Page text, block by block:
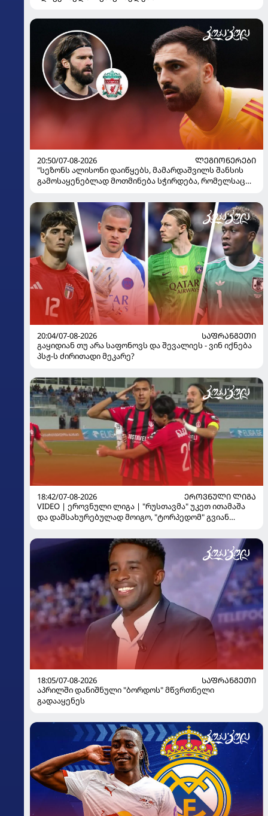
20:50/07-08-2026
ᲚᲔᲒᲘᲝᲜᲔᲠᲔᲑᲘ
"სეზონს ალისონი დაიწყებს, მამარდაშვილს შანსის
გამოსაყენებლად მოთმინება სჭირდება, რომელსაც
ყოფილმა მეკარემ
20:04/07-08-2026
ᲡᲐᲤᲠᲐᲜᲒᲔᲗᲘ
გაყიდიან თუ არა საფონოვს და შევალიეს - ვინ იქნება
პსჟ-ს ძირითადი მეკარე?
18:42/07-08-2026
ᲔᲠᲝᲕᲜᲣᲚᲘ ᲚᲘᲒᲐ
VIDEO | ეროვნული ლიგა | "რუსთავმა" უკეთ ითამაშა
და დამსახურებულად მოიგო, "ტორპედომ" გვიან
18:05/07-08-2026
ᲡᲐᲤᲠᲐᲜᲒᲔᲗᲘ
აპრილში დანიშნული "ბორდოს" მწვრთნელი
გადააყენეს